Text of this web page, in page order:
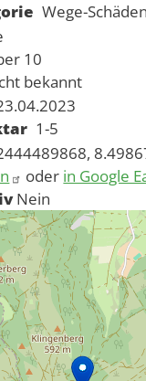
Wege-Schäden
10
bekannt
1-5
oder in Google
Nein